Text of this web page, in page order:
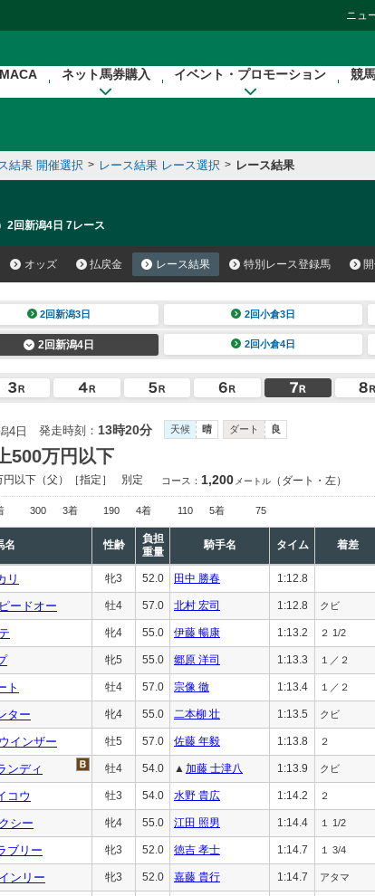
ニュ
ネット馬券購入 イベント・プロモーション 競
結果 開催選択 > レース結果 レース選択 > レース結果
2回新潟4日 7レース
オッズ 払戻金 レース結果 特別レース登録馬
2回新潟3日 2回小倉3日
2回新潟4日 2回小倉4日
4日 発走時刻： 13時20分 天候 晴 ダート 良
500万円以下
円以下 （父）［指定］ 別定 コース： 1,200 メートル （ダート・左）
300 3着 190 4着 110 5着 75
名 性齢
負担
重量
騎手名 タイム 着差
リ 牝3 52.0 田中 勝春 1:12.8
ードオー 牡4 57.0 北村 宏司 1:12.8 クビ
牝4 55.0 伊藤 暢康 1:13.2 ２ 1/2
牝5 55.0 郷原 洋司 1:13.3 １／２
ト 牡4 57.0 宗像 徹 1:13.4 １／２
ター 牝4 55.0 二本柳 壮 1:13.5 クビ
インザー 牡5 57.0 佐藤 年毅 1:13.8 ２
ンディ 牡4 54.0 ▲ 加藤 士津八 1:13.9 クビ
コウ 牡3 54.0 水野 貴広 1:14.2 ２
シー 牝4 55.0 江田 照男 1:14.4 １ 1/2
ブリー 牝3 52.0 徳吉 孝士 1:14.7 １ 3/4
ンリー 牝3 52.0 嘉藤 貴行 1:14.7 アタマ